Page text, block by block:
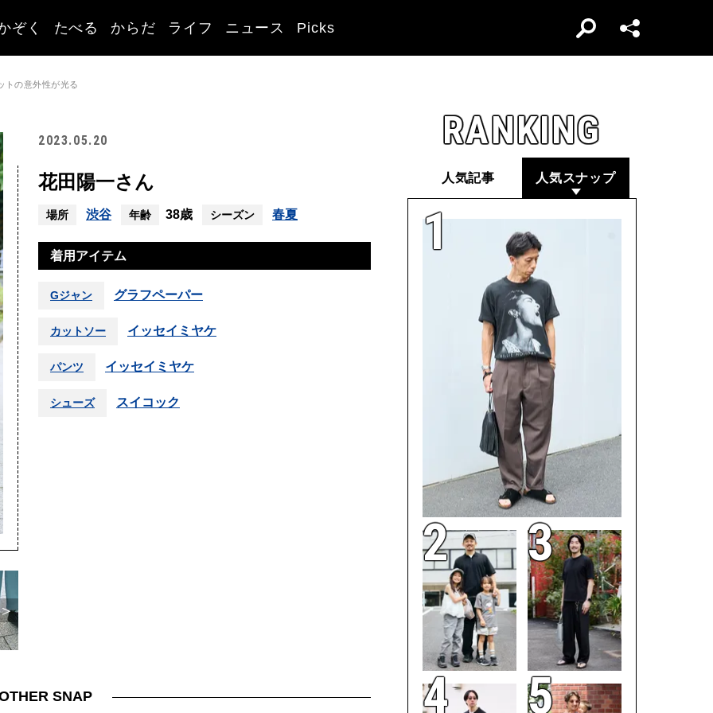
ぞく たべる からだ ライフ ニュース Picks
トの意外性が光る
2023.05.20
花田陽一さん
場所 渋谷 年齢 38歳 シーズン 春夏
着用アイテム
Gジャン グラフペーパー
カットソー イッセイミヤケ
パンツ イッセイミヤケ
シューズ スイコック
SNAP
RANKING
人気記事 人気スナップ